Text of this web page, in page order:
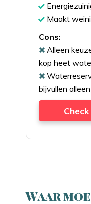
Maakt
Cons:
Alleen
kop heet
bijvullen
Waar